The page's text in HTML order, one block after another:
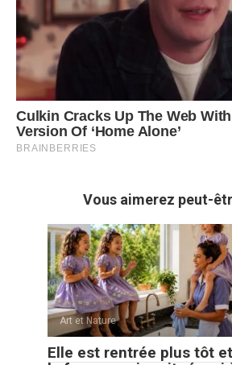
Vous aimerez peut-
Art et Nature
Elle est rentrée plus tôt